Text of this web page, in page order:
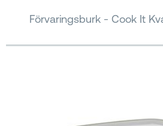
Förvaringsburk - Cook It